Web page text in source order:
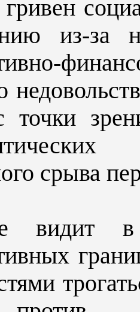
из-за
точки
срыва
видит в